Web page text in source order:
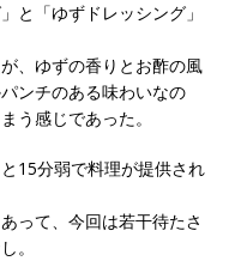
と「ゆずドレッシング」
、ゆずの香りとお酢の風
ンチのある味わいなの
う感じであった。
15分弱で料理が提供され
って、今回は若干待たさ
。